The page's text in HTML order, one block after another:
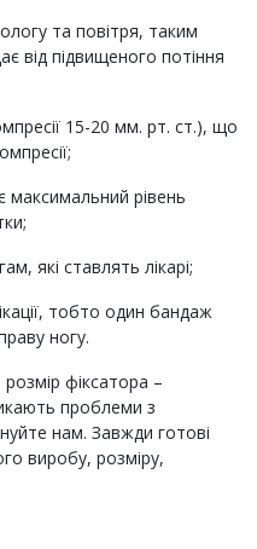
та повітря, таким
від підвищеного потіння
15-20 мм. рт. ст.), що
максимальний рівень
які ставлять лікарі;
тобто один бандаж
ногу.
фіксатора –
проблеми з
нам. Завжди готові
виробу, розміру,